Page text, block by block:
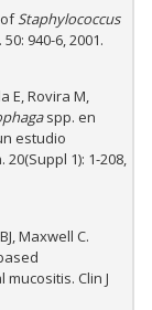
ofStaphylococcus
940-6, 2001.
E, Rovira M,
spp. en
estudio
1): 1-208,
Maxwell C.
Clin J